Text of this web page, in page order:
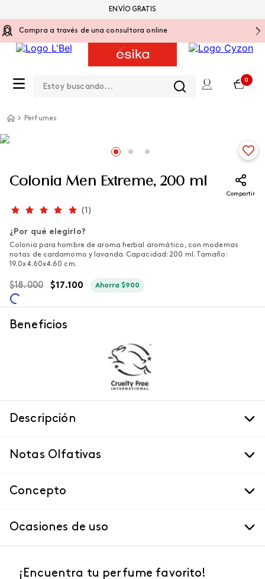
Compra a través de una consultora online
0
ENVÍO GRATIS
Perfumes
Colonia Men Extreme, 200 ml
Compartir
(1 )
¿Por qué elegirlo?
Colonia para hombre de aroma herbal aromático, con modernas
notas de cardamomo y lavanda. Capacidad: 200 ml. Tamaño:
19.0x4.60x4.60 cm.
$18.000 $17.100 Ahorra$900
Beneficios
Descripción
Notas Olfativas
Concepto
Ocasiones de uso
¡Encuentra tu perfume favorito!